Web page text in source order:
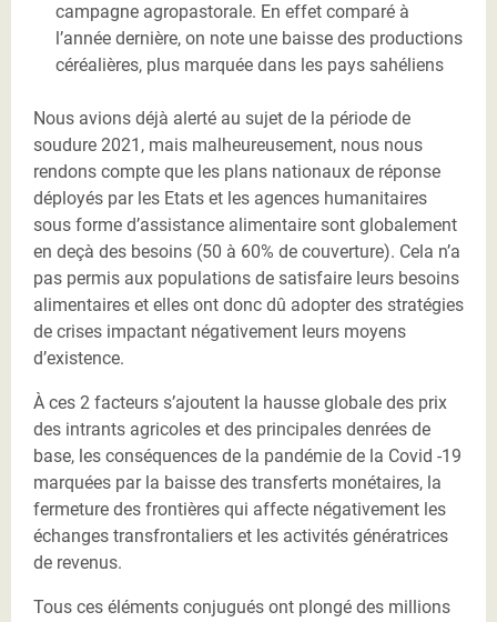
campagne agropastorale. En effet comparé à
l’année dernière, on note une baisse des productions
céréalières, plus marquée dans les pays sahéliens
Nous avions déjà alerté au sujet de la période de
soudure 2021, mais malheureusement, nous nous
rendons compte que les plans nationaux de réponse
déployés par les Etats et les agences humanitaires
sous forme d’assistance alimentaire sont globalement
en deçà des besoins (50 à 60% de couverture). Cela n’a
pas permis aux populations de satisfaire leurs besoins
alimentaires et elles ont donc dû adopter des stratégies
de crises impactant négativement leurs moyens
d’existence.
À ces 2 facteurs s’ajoutent la hausse globale des prix
des intrants agricoles et des principales denrées de
base, les conséquences de la pandémie de la Covid -19
marquées par la baisse des transferts monétaires, la
fermeture des frontières qui affecte négativement les
échanges transfrontaliers et les activités génératrices
de revenus.
Tous ces éléments conjugués ont plongé des millions